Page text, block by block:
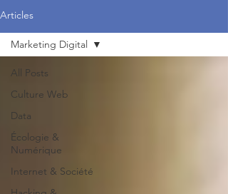
Articles
All Posts
Culture Web
Data
Écologie &
Numérique
Internet & Société
Marketing Digital